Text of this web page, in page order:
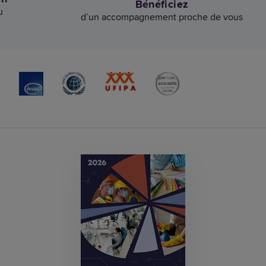
Bénéficiez
d’un accompagnement proche de vous